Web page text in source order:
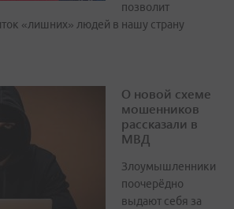
позволит
«лишних» людей в нашу страну
О новой схеме
мошенников
рассказали в
МВД
Злоумышленники
поочерёдно
выдают себя за